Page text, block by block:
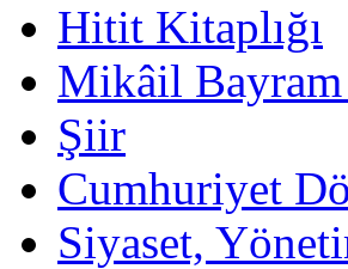
Hitit Kitaplığı
Mikâil Bayram
Şiir
Cumhuriyet
Siyaset,